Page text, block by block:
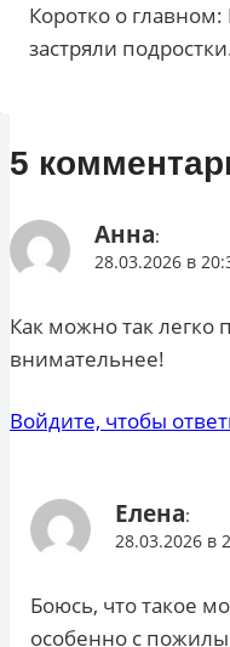
Коротко о
застряли
5
Анна:
28.03.2026 в
Как можно так легко
внимательнее!
Войдите, чтобы
Елена:
28.03.2026 в
Боюсь, что такое
особенно с